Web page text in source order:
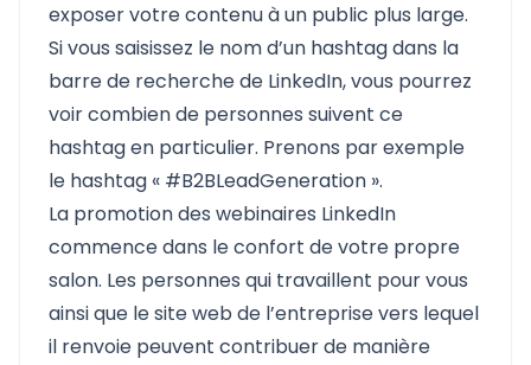
exposer votre contenu à un public plus large.
Si vous saisissez le nom d’un hashtag dans la
barre de recherche de LinkedIn, vous pourrez
voir combien de personnes suivent ce
hashtag en particulier. Prenons par exemple
le hashtag « #B2BLeadGeneration ».
La promotion des webinaires LinkedIn
commence dans le confort de votre propre
salon. Les personnes qui travaillent pour vous
ainsi que le site web de l’entreprise vers lequel
il renvoie peuvent contribuer de manière